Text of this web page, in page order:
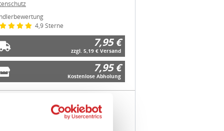
Über Cookies
4,9 Sterne
7,95 €
zzgl. 5,19 € Versand
7,95 €
Kostenlose Abholung
14 in 74858 Aglasterhausen
Widerrufsbelehrung